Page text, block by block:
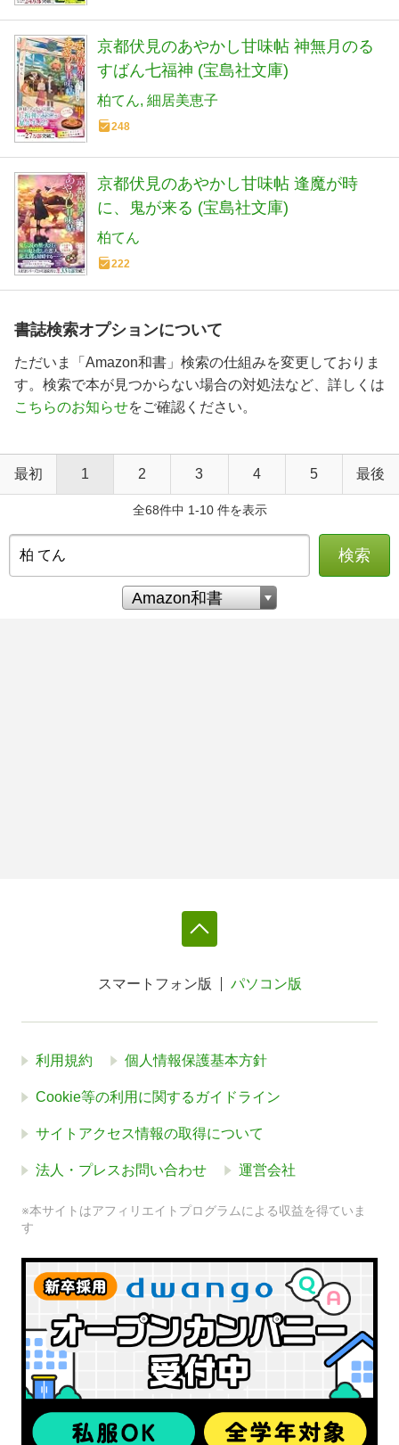
京都伏見のあやかし甘味帖 神無月のる
すばん七福神 (宝島社文庫)
柏てん 細居美恵子
248
京都伏見のあやかし甘味帖 逢魔が時
に、鬼が来る (宝島社文庫)
柏てん
222
書誌検索オプションについて
ただいま「Amazon和書」検索の仕組みを変更しておりま
す。検索で本が見つからない場合の対処法など、詳しくは
こちらのお知らせをご確認ください。
最初 1 2 3 4 5 最後
全68件中 1-10 件を表示
検索
スマートフォン版 パソコン版
利用規約 個人情報保護基本方針
Cookie等の利用に関するガイドライン
サイトアクセス情報の取得について
法人・プレスお問い合わせ 運営会社
※本サイトはアフィリエイトプログラムによる収益を得ていま
す